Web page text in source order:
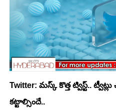
Twitter: మస్క్ కొత్త ట్విస్ట్..
కట్టాల్సిందే..